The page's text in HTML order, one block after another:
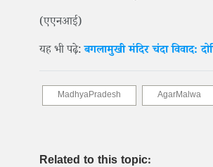
(एएनआई)
यह भी पढ़े:बगलामुखी मंदिर चंदा विवाद:
MadhyaPradesh AgarMalwa
Related to this topic: